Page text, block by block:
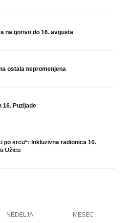
na gorivo do 16. avgusta
ostala nepromenjena
16. Puzijade
po srcu“: Inkluzivna radionica 10.
Užicu
NEDELJA MESEC